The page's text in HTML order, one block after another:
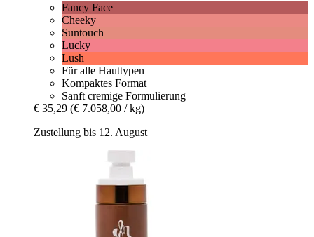
Fancy Face
Cheeky
Suntouch
Lucky
Lush
Für alle Hauttypen
Kompaktes Format
Sanft cremige Formulierung
€ 35,29 (€ 7.058,00 / kg)
Zustellung bis 12. August